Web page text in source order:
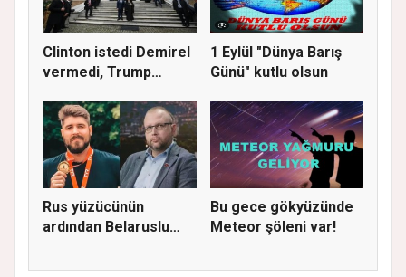
Clinton istedi Demirel
vermedi, Trump
1 Eylül "Dünya Barış
Günü" kutlu olsun
Rus yüzücünün
ardından Belaruslu
Bu gece gökyüzünde
Meteor şöleni var!